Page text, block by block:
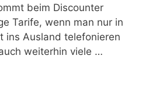
beim Discounter
Tarife, wenn man nur in
ins Ausland telefonieren
weiterhin viele …